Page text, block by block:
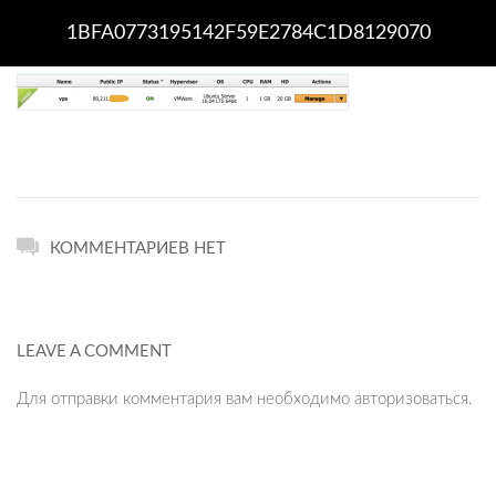
1BFA0773195142F59E2784C1D8129070
КОММЕНТАРИЕВ НЕТ
LEAVE A COMMENT
Для отправки комментария вам необходимо авторизоваться.